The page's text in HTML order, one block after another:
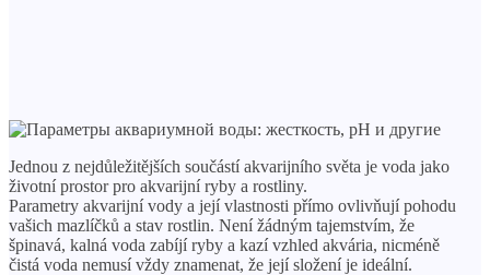
Jednou z nejdůležitějších součástí akvarijního světa je voda jako
životní prostor pro akvarijní ryby a rostliny.
Parametry akvarijní vody a její vlastnosti přímo ovlivňují pohodu
vašich mazlíčků a stav rostlin. Není žádným tajemstvím, že
špinavá, kalná voda zabíjí ryby a kazí vzhled akvária, nicméně
čistá voda nemusí vždy znamenat, že její složení je ideální.